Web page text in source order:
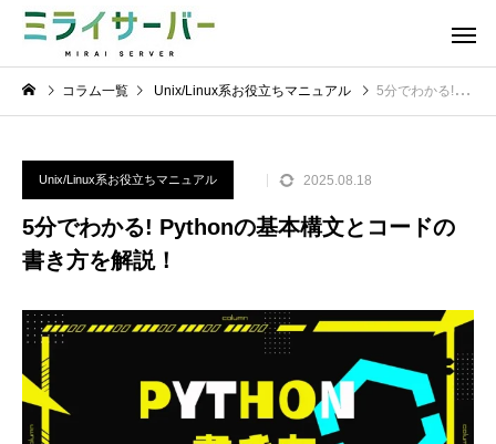
コラム一覧 Unix/Linux系お役立ちマニュアル 5分でわかる! Pythonの基本構文とコードの書き方を解説！
Unix/Linux系お役立ちマニュアル 2025.08.18
5分でわかる! Pythonの基本構文とコードの
書き方を解説！